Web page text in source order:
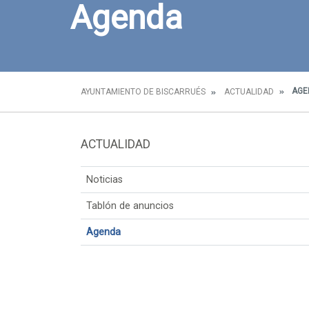
Agenda
AYUNTAMIENTO DE BISCARRUÉS ACTUALIDAD
ACTUALIDAD
Noticias
Tablón de anuncios
Agenda